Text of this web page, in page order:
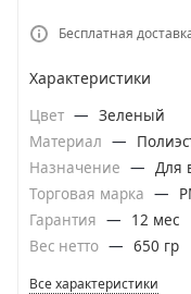
Бесплатная
Характеристики
Цвет — Зеленый
Материал —
Назначение — Для
Торговая марка —
Гарантия —
12 мес
Вес нетто — 650 гр
Все характеристики